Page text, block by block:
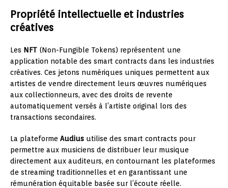
Propriété intellectuelle et industries
créatives
Les NFT (Non-Fungible Tokens) représentent une
application notable des smart contracts dans les industries
créatives. Ces jetons numériques uniques permettent aux
artistes de vendre directement leurs œuvres numériques
aux collectionneurs, avec des droits de revente
automatiquement versés à l’artiste original lors des
transactions secondaires.
La plateforme Audius utilise des smart contracts pour
permettre aux musiciens de distribuer leur musique
directement aux auditeurs, en contournant les plateformes
de streaming traditionnelles et en garantissant une
rémunération équitable basée sur l’écoute réelle.